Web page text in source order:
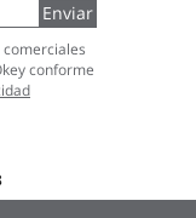
Enviar
conforme